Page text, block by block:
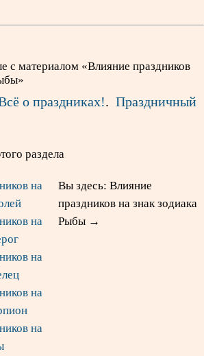
с материалом «Влияние праздников
о праздниках!. Праздничный
раздела
на
на
на
на
на
Вы здесь: Влияние
праздников на знак зодиака
Рыбы →